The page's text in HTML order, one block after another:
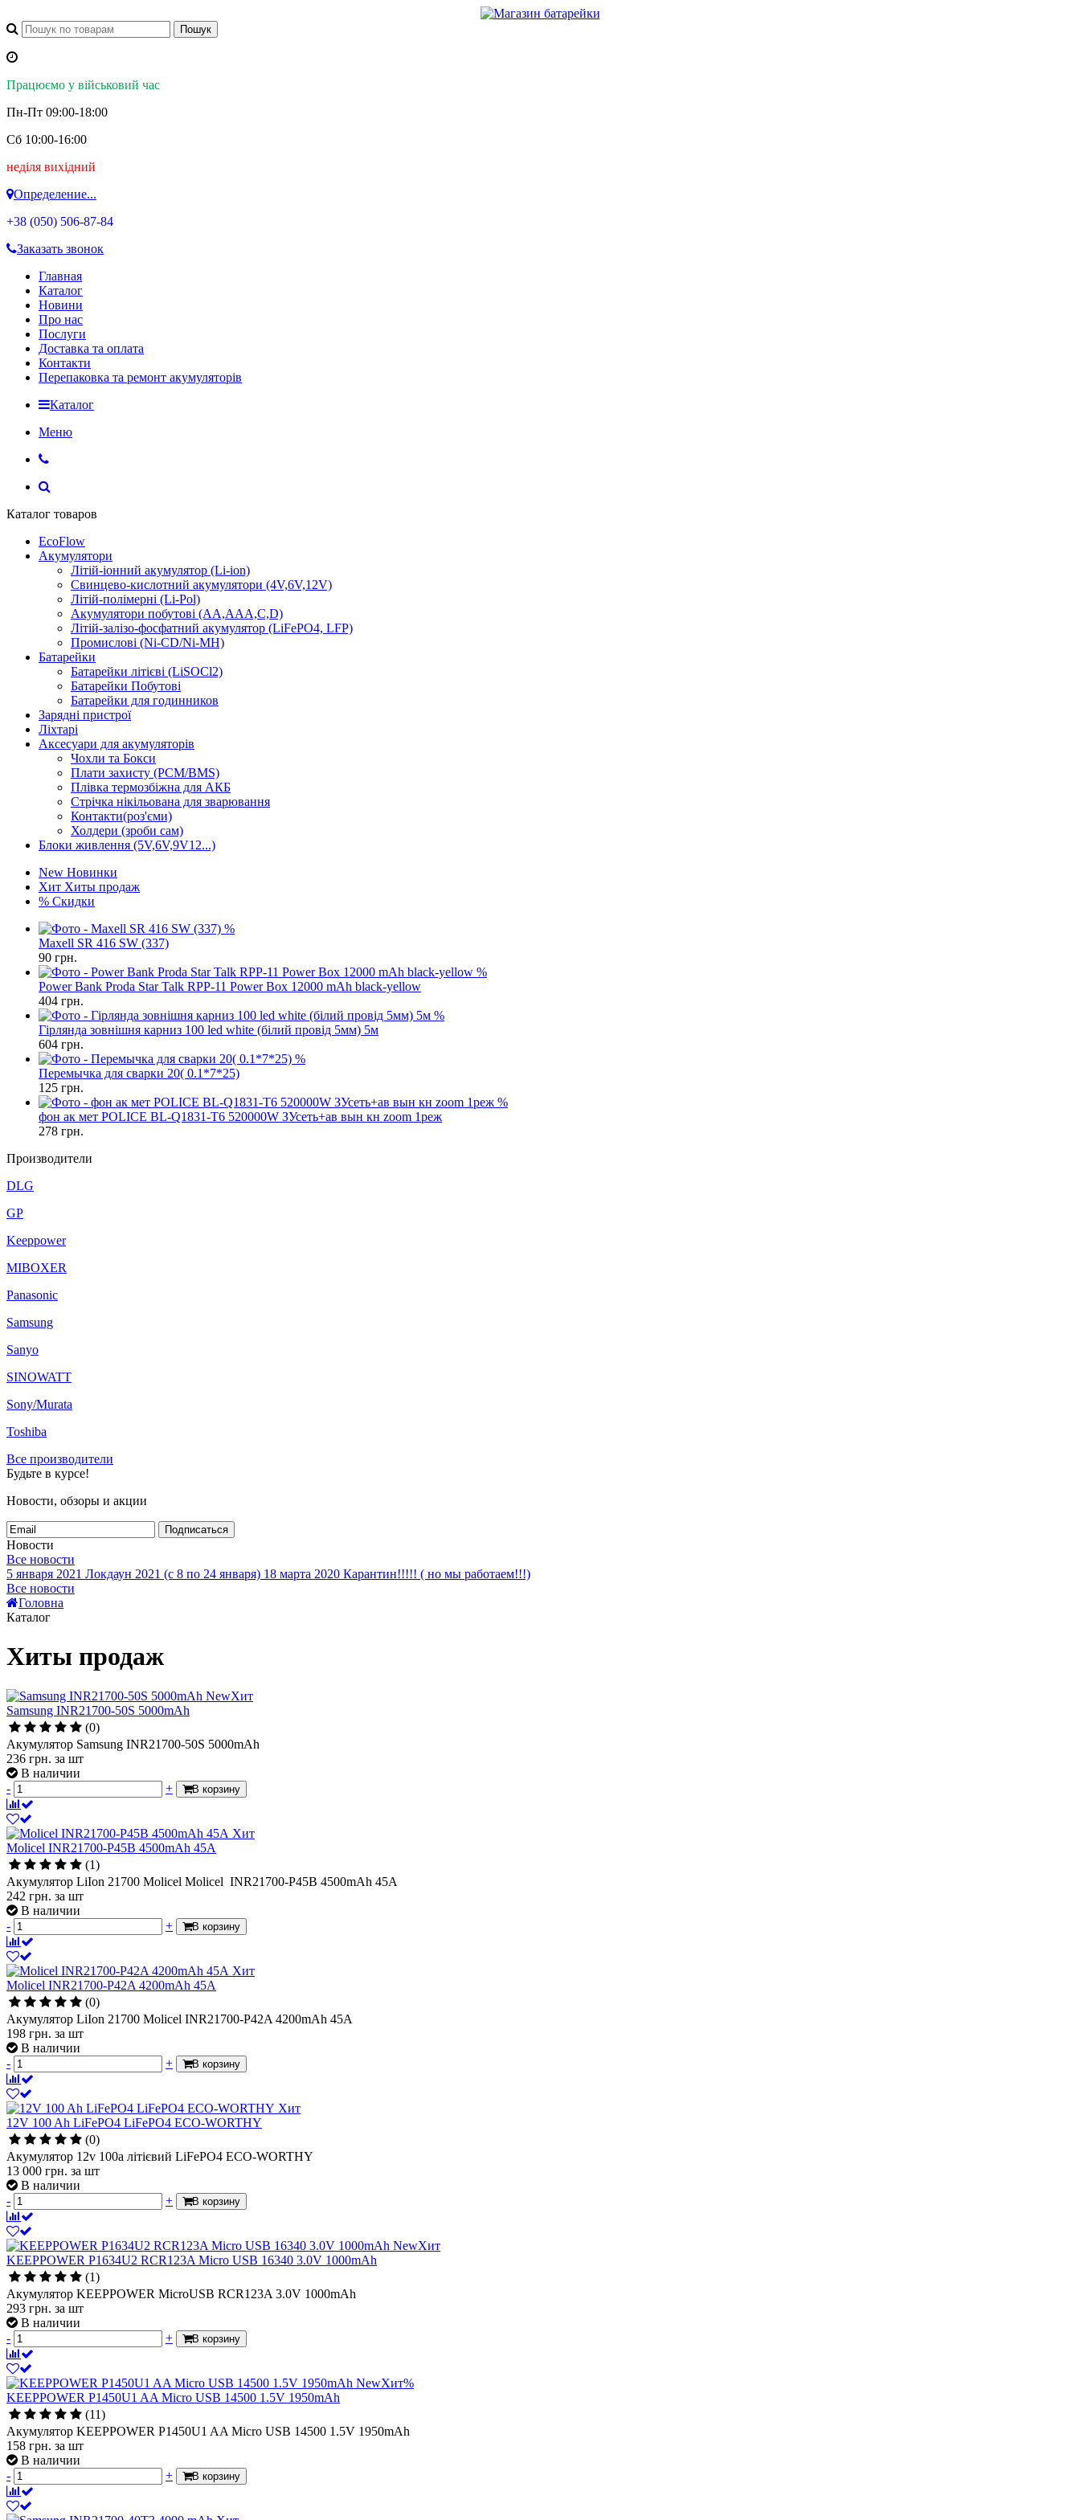
Працюємо у військовий час
Пн-Пт 09:00-18:00
Сб 10:00-16:00
неділя вихідний
Определение...
+38 (050) 506-87-84
Заказать звонок
Главная
Каталог
Новини
Про нас
Послуги
Доставка та оплата
Контакти
Перепаковка та ремонт акумуляторів
Каталог
Меню
Каталог товаров
EcoFlow
Акумулятори
Літій-іонний акумулятор (Li-ion)
Свинцево-кислотний акумулятори (4V,6V,12V)
Літій-полімерні (Li-Pol)
Акумулятори побутові (AA,AAA,C,D)
Літій-залізо-фосфатний акумулятор (LiFePO4, LFP)
Промислові (Ni-CD/Ni-MH)
Батарейки
Батарейки літієві (LiSOCl2)
Батарейки Побутові
Батарейки для годинников
Зарядні пристрої
Ліхтарі
Аксесуари для акумуляторів
Чохли та Бокси
Плати захисту (PCM/BMS)
Плівка термозбіжна для АКБ
Стрічка нікільована для зварювання
Контакти(роз'єми)
Холдери (зроби сам)
Блоки живлення (5V,6V,9V12...)
New Новинки
Хит Хиты продаж
% Скидки
%
Maxell SR 416 SW (337)
90 грн.
%
Power Bank Proda Star Talk RPP-11 Power Box 12000 mAh black-yellow
404 грн.
%
Гірлянда зовнішня карниз 100 led white (білий провід 5мм) 5м
604 грн.
%
Перемычка для сварки 20( 0.1*7*25)
125 грн.
%
фон ак мет POLICE BL-Q1831-T6 520000W ЗУсеть+ав вын кн zoom 1реж
278 грн.
Производители
DLG
GP
Keeppower
MIBOXER
Panasonic
Samsung
Sanyo
SINOWATT
Sony/Murata
Toshiba
Все производители
Будьте в курсе!
Новости, обзоры и акции
Подписаться
Новости
Все новости
5 января 2021 Локдаун 2021 (с 8 по 24 января) 18 марта 2020 Карантин!!!!! ( но мы работаем!!!)
Все новости
Головна
Каталог
Хиты продаж
NewХит
Samsung INR21700-50S 5000mAh
(0)
Акумулятор Samsung INR21700-50S 5000mAh
236 грн. за шт
В наличии
-
+ В корзину
Хит
Molicel INR21700-P45B 4500mAh 45A
(1)
Акумулятор LiIon 21700 Molicel Molicel INR21700-P45B 4500mAh 45A
242 грн. за шт
В наличии
-
+ В корзину
Хит
Molicel INR21700-P42A 4200mAh 45A
(0)
Акумулятор LiIon 21700 Molicel INR21700-P42A 4200mAh 45A
198 грн. за шт
В наличии
-
+ В корзину
Хит
12V 100 Ah LiFePO4 LiFePO4 ECO-WORTHY
(0)
Акумулятор 12v 100a літієвий LiFePO4 ECO-WORTHY
13 000 грн. за шт
В наличии
-
+ В корзину
NewХит
KEEPPOWER P1634U2 RCR123A Micro USB 16340 3.0V 1000mAh
(1)
Акумулятор KEEPPOWER MicroUSB RCR123A 3.0V 1000mAh
293 грн. за шт
В наличии
-
+ В корзину
NewХит%
KEEPPOWER P1450U1 AA Micro USB 14500 1.5V 1950mAh
(11)
Акумулятор KEEPPOWER P1450U1 AA Micro USB 14500 1.5V 1950mAh
158 грн. за шт
В наличии
-
+ В корзину